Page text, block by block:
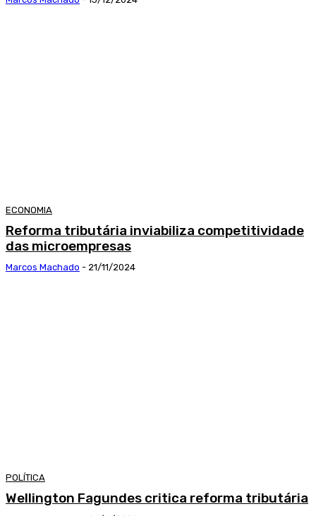
ECONOMIA
Reforma tributária inviabiliza competitividade
das microempresas
Marcos Machado - 21/11/2024
POLÍTICA
Wellington Fagundes critica reforma tributária